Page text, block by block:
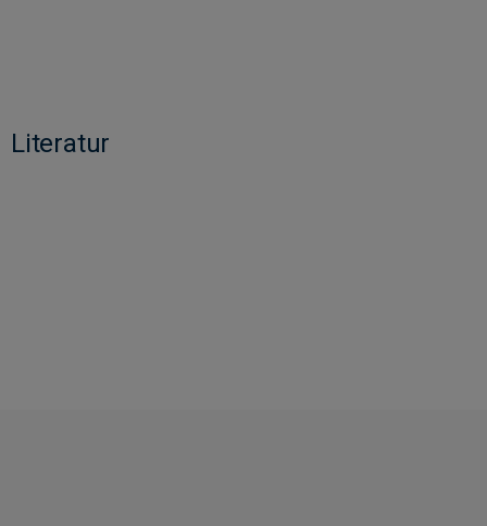
Literatur